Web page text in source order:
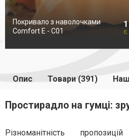
Покривало з наволочками
Comfort E - C01
Є
Опис Товари (391)
Простирадло на гумці:
Різноманітність